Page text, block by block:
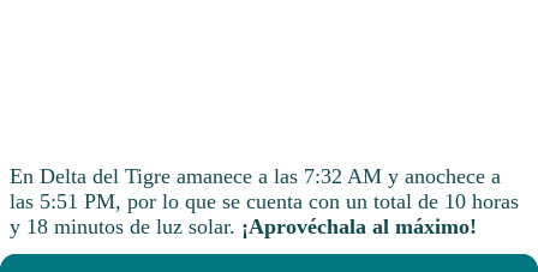
En Delta del Tigre amanece a las 7:32 AM y anochece a
las 5:51 PM, por lo que se cuenta con un total de 10 horas
y 18 minutos de luz solar. ¡Aprovéchala al máximo!